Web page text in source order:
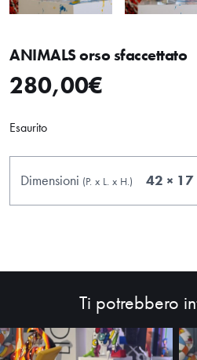
ANIMALS orso sfaccettato
280,00€
Esaurito
Dimensioni (P. x L. x H.) 42 × 17
Ti potrebbero